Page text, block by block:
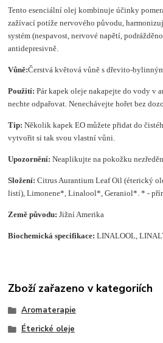
Tento esenciální olej kombinuje účinky
zažívací potíže nervového původu,
systém (nespavost, nervové napětí,
antidepresivně.
Vůně:Čerstvá květová vůně s dřevito-
Použití: Pár kapek oleje nakapejte do vody v
nechte odpařovat. Nenechávejte hořet bez
Tip: Několik kapek EO můžete přidat do
vytvořit si tak svou vlastní vůni.
Upozornění: Neaplikujte na pokožku
Složení: Citrus Aurantium Leaf Oil (éterický
listí), Limonene*, Linalool*, Geraniol*. * -
Země původu: Jižní Amerika
Biochemická specifikace:LINALOOL,
Zboží zařazeno v kategoriích
Aromaterapie
Éterické oleje